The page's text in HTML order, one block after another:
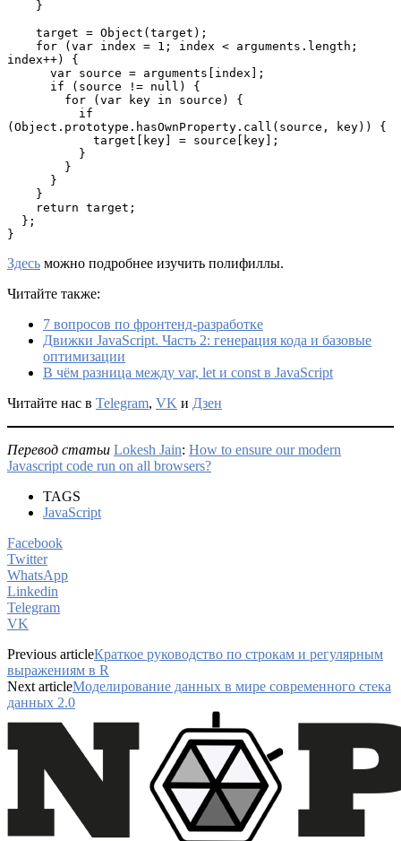
index++) {
(Object.prototype.hasOwnProperty.call(source, key)) {
}
Здесь можно подробнее изучить полифиллы.
Читайте также:
7 вопросов по фронтенд-разработке
Движки JavaScript. Часть 2: генерация кода и базовые
оптимизации
В чём разница между var, let и const в JavaScript
Читайте нас в Telegram, VK и Дзен
Перевод статьи Lokesh Jain: How to ensure our modern
Javascript code run on all browsers?
TAGS
JavaScript
Facebook
Twitter
WhatsApp
Linkedin
Telegram
VK
Previous articleКраткое руководство по строкам и регулярным
выражениям в R
Next articleМоделирование данных в мире современного стека
данных 2.0